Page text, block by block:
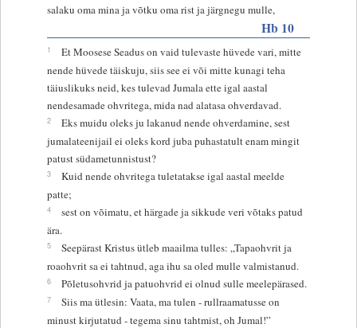
salaku oma mina ja võtku oma rist ja järgnegu mulle,
Hb 10
1
Et Moosese Seadus on vaid tulevaste hüvede vari, mitte
nende hüvede täiskuju, siis see ei või mitte kunagi teha
täiuslikuks neid, kes tulevad Jumala ette igal aastal
nendesamade ohvritega, mida nad alatasa ohverdavad.
2
Eks muidu oleks ju lakanud nende ohverdamine, sest
jumalateenijail ei oleks kord juba puhastatult enam mingit
patust südametunnistust?
3
Kuid nende ohvritega tuletatakse igal aastal meelde
patte;
4
sest on võimatu, et härgade ja sikkude veri võtaks patud
ära.
5
Seepärast Kristus ütleb maailma tulles: „Tapaohvrit ja
roaohvrit sa ei tahtnud, aga ihu sa oled mulle valmistanud.
6 Põletusohvrid ja patuohvrid ei olnud sulle meelepärased.
7
Siis ma ütlesin: Vaata, ma tulen - rullraamatusse on
minust kirjutatud - tegema sinu tahtmist, oh Jumal!”